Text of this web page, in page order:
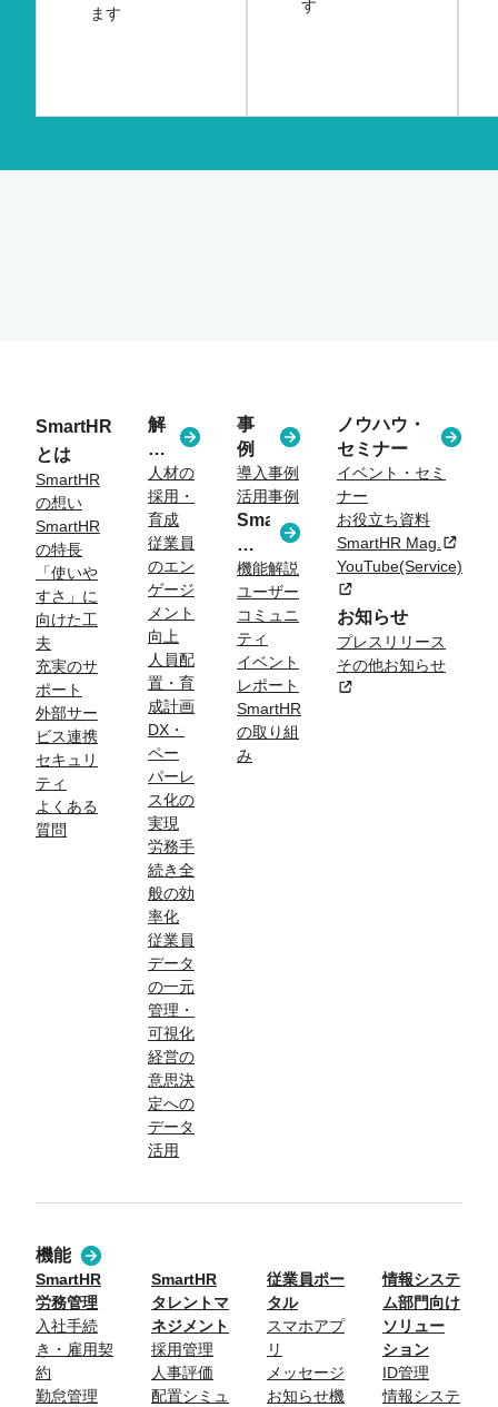
ます す
SmartHR
とは
SmartHR
の想い
SmartHR
の特長
「使いや
すさ」に
向けた工
夫
充実のサ
ポート
外部サー
ビス連携
セキュリ
ティ
よくある
質問
解
決
す
る
課
題
人材の
採用・
育成
従業員
のエン
ゲージ
メント
向上
人員配
置・育
成計画
DX・
ペー
パーレ
ス化の
実現
労務手
続き全
般の効
率化
従業員
データ
の一元
管理・
可視化
経営の
意思決
定への
データ
活用
事
例
導入事例
活用事例
SmartHR
コ
ラ
ム
機能解説
ユーザー
コミュニ
ティ
イベント
レポート
SmartHR
の取り組
み
ノウハウ・
セミナー
イベント・セミ
ナー
お役立ち資料
SmartHR Mag.新規タ
YouTube(Service)
新規タブまたはウィン
お知らせ
プレスリリース
その他お知らせ
新規タブまたはウィン
機能
SmartHR
労務管理
入社手続
き・雇用契
約
勤怠管理
SmartHR
タレントマ
ネジメント
採用管理
人事評価
配置シミュ
従業員ポー
タル
スマホアプ
リ
メッセージ
お知らせ機
情報システ
ム部門向け
ソリュー
ション
ID管理
情報システ